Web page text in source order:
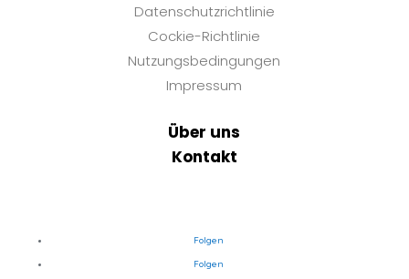
Datenschutzrichtlinie
Cockie-Richtlinie
Nutzungsbedingungen
Impressum
Über uns
Kontakt
Folgen
Folgen